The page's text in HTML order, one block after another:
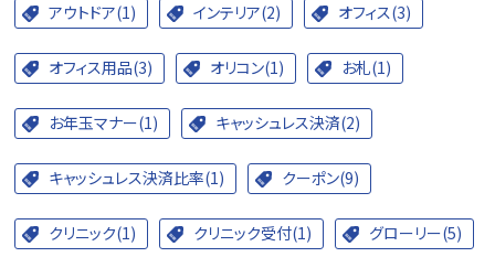
アウトドア(1) インテリア(2) オフィス(3)
オフィス用品(3) オリコン(1) お札(1)
お年玉マナー(1) キャッシュレス決済(2)
キャッシュレス決済比率(1) クーポン(9)
クリニック(1) クリニック受付(1) グローリー(5)